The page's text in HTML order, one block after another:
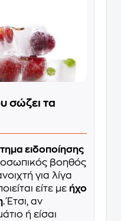
σώζει τα
ειδοποίησης
βοηθός
για λίγα
είτε με ήχο
. Έτσι, αν
ή είσαι